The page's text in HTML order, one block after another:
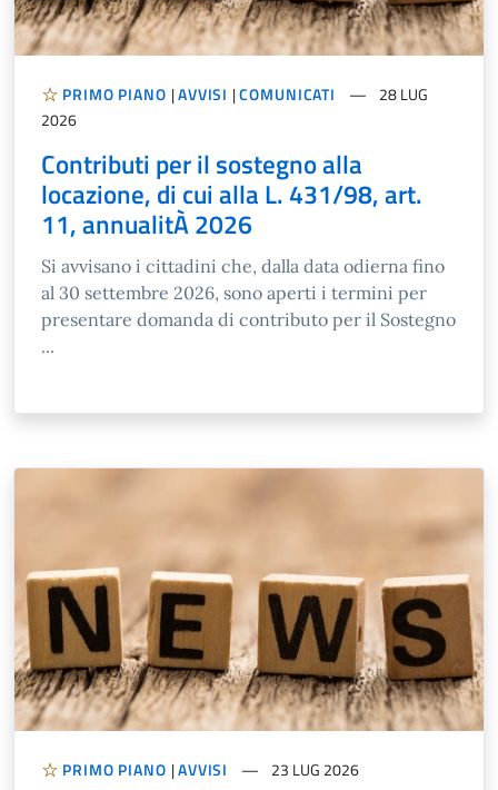
PRIMO PIANO |AVVISI |COMUNICATI
28 LUG
2026
Contributi per il sostegno alla
locazione, di cui alla L. 431/98, art.
11, annualitÀ 2026
Si avvisano i cittadini che, dalla data odierna fino
al 30 settembre 2026, sono aperti i termini per
presentare domanda di contributo per il Sostegno
...
PRIMO PIANO |AVVISI 23 LUG 2026